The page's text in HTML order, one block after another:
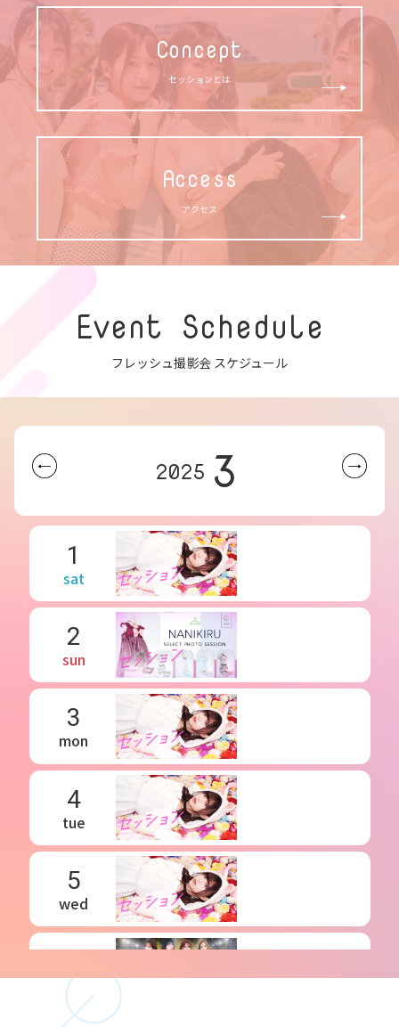
Concept
セッションとは
Access
アクセス
Event Schedule
フレッシュ撮影会 スケジュール
2025 3
1
sat
2
sun
3
mon
4
tue
5
wed
thu